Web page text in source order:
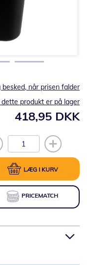
418,95 DKK
besked, når prisen falder
dette produkt er på lager
LÆG I KURV
PRICEMATCH